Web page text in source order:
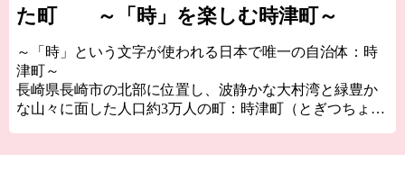
た町 ～「時」を楽しむ時津町～
～「時」という文字が使われる日本で唯一の自治体：時
津町～
長崎県長崎市の北部に位置し、波静かな大村湾と緑豊か
な山々に面した人口約3万人の町：時津町（とぎつちょ